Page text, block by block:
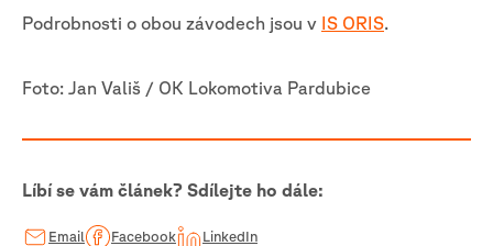
Podrobnosti o obou závodech jsou v IS ORIS.
Foto: Jan Vališ / OK Lokomotiva Pardubice
Líbí se vám článek? Sdílejte ho dále:
Email Facebook LinkedIn